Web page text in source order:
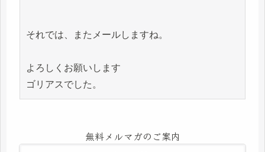
それでは、またメールしますね。
よろしくお願いします
無料メルマガのご案内